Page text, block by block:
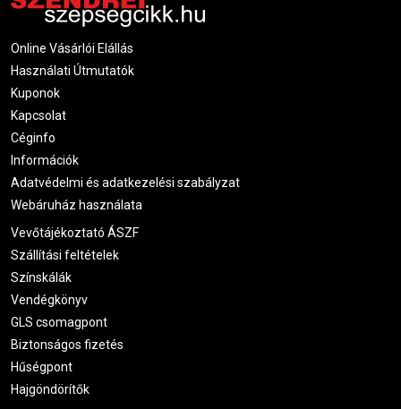
Online Vásárlói Elállás
Használati Útmutatók
Kuponok
Kapcsolat
Céginfo
Információk
Adatvédelmi és adatkezelési szabályzat
Webáruház használata
Vevőtájékoztató ÁSZF
Szállítási feltételek
Színskálák
Vendégkönyv
GLS csomagpont
Biztonságos fizetés
Hűségpont
Hajgöndörítők